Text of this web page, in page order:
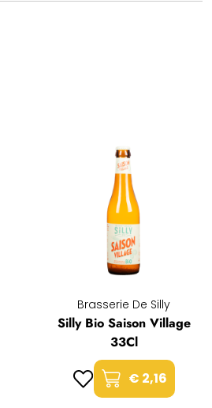
Brasserie De Silly
Silly Bio Saison Village
33Cl
€ 2,16